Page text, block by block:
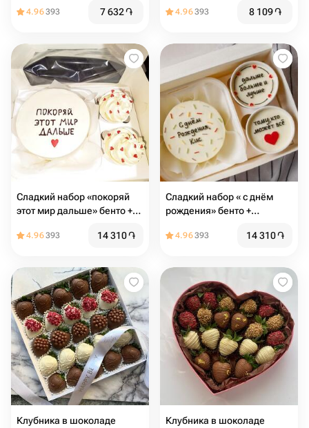
4.96393 7 632֏ 4.96393 8 109֏
Сладкий набор «покоряй
этот мир дальше» бенто +
4.96393 14 310֏
Сладкий набор « с днём
рождения» бенто +
4.96393 14 310֏
Клубника в шоколаде
Клубника в шоколаде